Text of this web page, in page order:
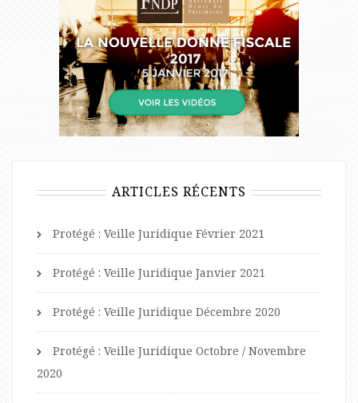
ARTICLES RÉCENTS
Protégé : Veille Juridique Février 2021
Protégé : Veille Juridique Janvier 2021
Protégé : Veille Juridique Décembre 2020
Protégé : Veille Juridique Octobre / Novembre
2020